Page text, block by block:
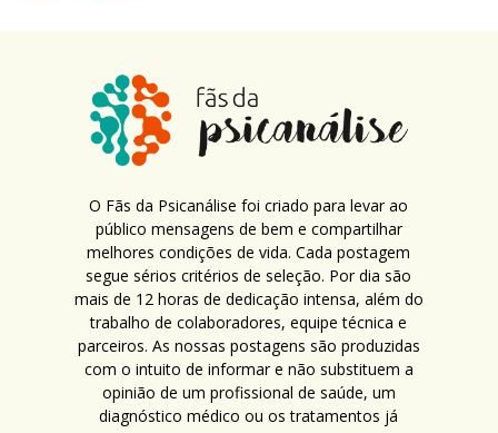
O Fãs da Psicanálise foi criado para levar ao
público mensagens de bem e compartilhar
melhores condições de vida. Cada postagem
segue sérios critérios de seleção. Por dia são
mais de 12 horas de dedicação intensa, além do
trabalho de colaboradores, equipe técnica e
parceiros. As nossas postagens são produzidas
com o intuito de informar e não substituem a
opinião de um profissional de saúde, um
diagnóstico médico ou os tratamentos já